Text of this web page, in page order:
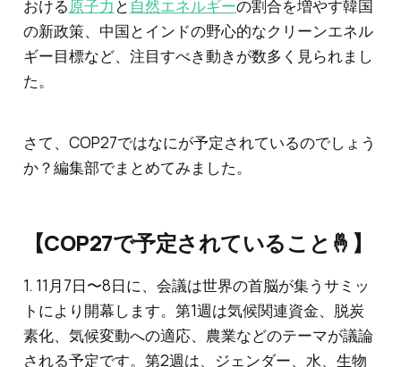
おける原子力 と 自然エネルギーの割合を増やす韓国
の新政策、中国とインドの野心的なクリーンエネル
ギー目標など、注目すべき動きが数多く見られまし
た。
さて、COP27ではなにが予定されているのでしょう
か？編集部でまとめてみました。
【COP27で予定されていること🤞】
1. 11月7日〜8日に、会議は世界の首脳が集うサミッ
トにより開幕します。第1週は気候関連資金、脱炭
素化、気候変動への適応、農業などのテーマが議論
される予定です。第2週は、ジェンダー、水、生物